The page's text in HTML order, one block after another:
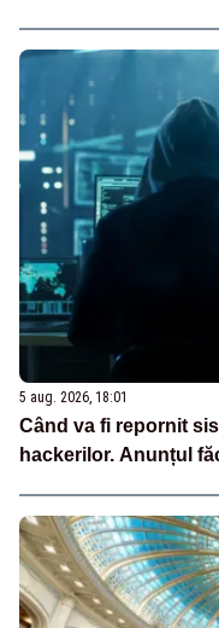
5 aug. 2026, 18:01
Când va fi repornit
hackerilor. Anunțul